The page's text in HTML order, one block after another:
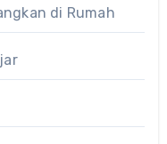
di Rumah